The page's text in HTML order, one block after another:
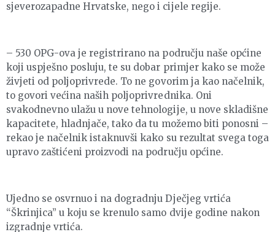
sjeverozapadne Hrvatske, nego i cijele regije.
– 530 OPG-ova je registrirano na području naše općine
koji uspješno posluju, te su dobar primjer kako se može
živjeti od poljoprivrede. To ne govorim ja kao načelnik,
to govori većina naših poljoprivrednika. Oni
svakodnevno ulažu u nove tehnologije, u nove skladišne
kapacitete, hladnjače, tako da tu možemo biti ponosni –
rekao je načelnik istaknuvši kako su rezultat svega toga
upravo zaštićeni proizvodi na području općine.
Ujedno se osvrnuo i na dogradnju Dječjeg vrtića
“Škrinjica” u koju se krenulo samo dvije godine nakon
izgradnje vrtića.